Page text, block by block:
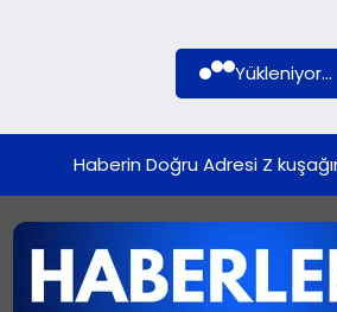
SPOR
TEKNOLOJI
Yükleniyor...
Haberin Doğru Adresi Z